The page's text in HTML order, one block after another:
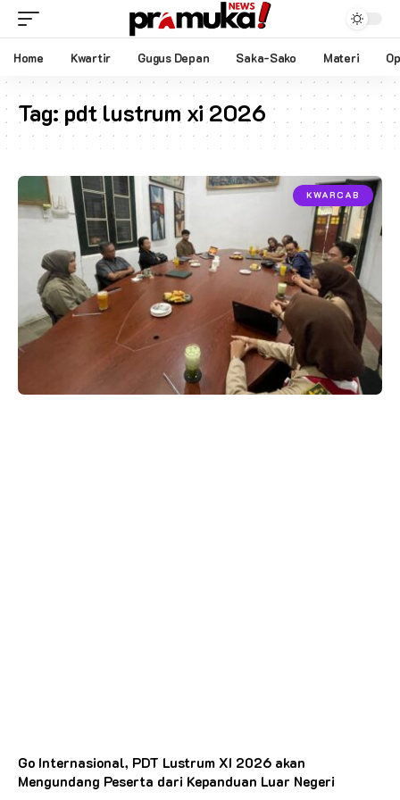
Home Kwartir Gugus Depan Saka-Sako Materi
Tag:pdt lustrum xi 2026
KWARCAB
Go Internasional, PDT Lustrum XI 2026 akan
Mengundang Peserta dari Kepanduan Luar Negeri